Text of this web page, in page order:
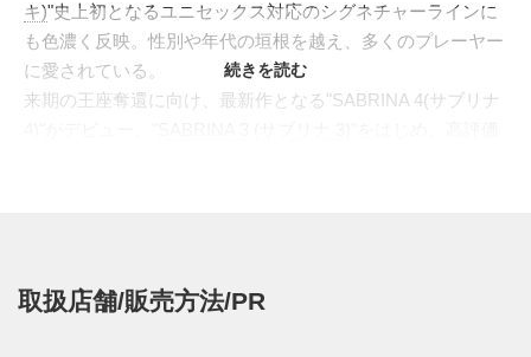
キ)"史上初となるユニセックス対応のシグネチャーラインに
も色濃く反映。性別や年代の垣根を越え、多くのプレーヤー
に愛されている。
来期の王座奪還に向け、最新作となる"SABRINA 4(サブリナ
ロン3.0"ミッドソールとの組み合わせにより、レスポンスを
続きを読む
取扱店舗/販売方法/PR